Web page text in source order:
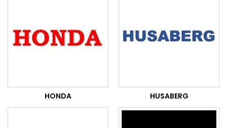
HONDA HUSABERG